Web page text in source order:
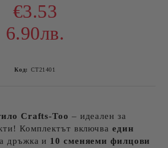
€3.53
6.90лв.
Код: CT21401
Crafts-Too – идеален за
Комплектът включва един
дръжка и 10 сменяеми филцови